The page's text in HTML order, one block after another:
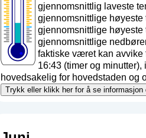
gjennomsnittlig laveste
gjennomsnittlige
gjennomsnittlige
gjennomsnittlige
faktiske været kan avvike
16:43 (timer og
hovedsakelig for hovedstaden og
Trykk eller klikk her for å se